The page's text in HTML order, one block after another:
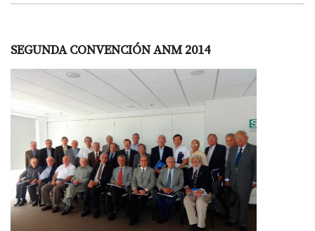
SEGUNDA CONVENCIÓN ANM 2014